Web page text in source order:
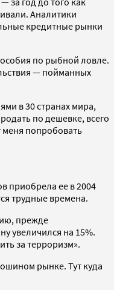
Аналитики
кредитные рынки
по рыбной ловле.
— пойманных
в 30 странах мира,
по дешевке, всего
меня попробовать
приобрела ее в 2004
трудные времена.
прежде
увеличился на 15%.
за терроризм».
рынке. Тут куда